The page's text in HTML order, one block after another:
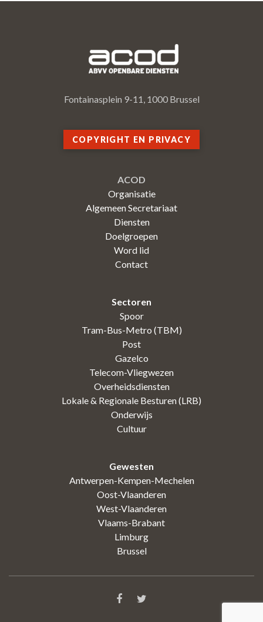
Fontainasplein 9-11, 1000 Brussel
COPYRIGHT EN PRIVACY
ACOD
Organisatie
Algemeen Secretariaat
Diensten
Doelgroepen
Word lid
Contact
Sectoren
Spoor
Tram-Bus-Metro (TBM)
Post
Gazelco
Telecom-Vliegwezen
Overheidsdiensten
Lokale & Regionale Besturen (LRB)
Onderwijs
Cultuur
Gewesten
Antwerpen-Kempen-Mechelen
Oost-Vlaanderen
West-Vlaanderen
Vlaams-Brabant
Limburg
Brussel